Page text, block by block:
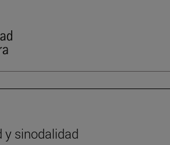
y sinodalidad